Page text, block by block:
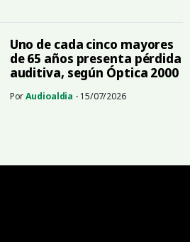
Uno de cada cinco mayores
de 65 años presenta pérdida
auditiva, según Óptica 2000
PorAudioaldia - 15/07/2026